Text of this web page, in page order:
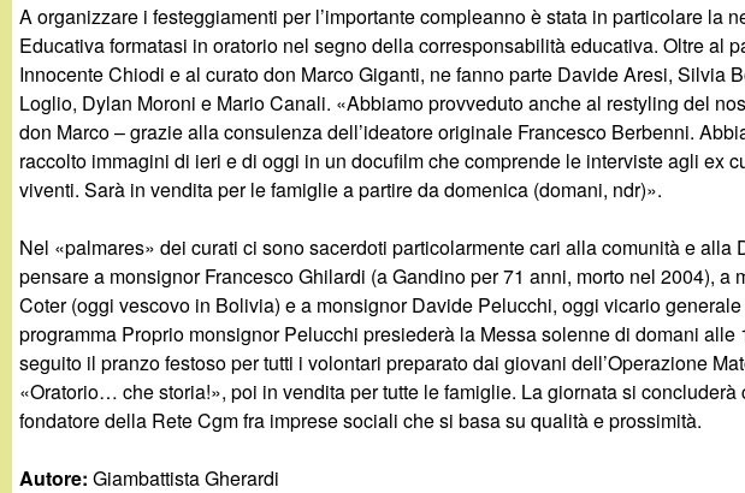
A organizzare i festeggiamenti per l’importante compleanno è stata in particolare la
Educativa formatasi in oratorio nel segno della corresponsabilità educativa. Oltre al
Innocente Chiodi e al curato don Marco Giganti, ne fanno parte Davide Aresi, Silvia
Loglio, Dylan Moroni e Mario Canali. «Abbiamo provveduto anche al restyling del
don Marco – grazie alla consulenza dell’ideatore originale Francesco Berbenni.
raccolto immagini di ieri e di oggi in un docufilm che comprende le interviste agli ex
viventi. Sarà in vendita per le famiglie a partire da domenica (domani, ndr)».
Nel «palmares» dei curati ci sono sacerdoti particolarmente cari alla comunità e alla
pensare a monsignor Francesco Ghilardi (a Gandino per 71 anni, morto nel 2004), a
Coter (oggi vescovo in Bolivia) e a monsignor Davide Pelucchi, oggi vicario
programma Proprio monsignor Pelucchi presiederà la Messa solenne di domani alle
seguito il pranzo festoso per tutti i volontari preparato dai giovani dell’Operazione
«Oratorio… che storia!», poi in vendita per tutte le famiglie. La giornata si
fondatore della Rete Cgm fra imprese sociali che si basa su qualità e prossimità.
Autore:Giambattista Gherardi